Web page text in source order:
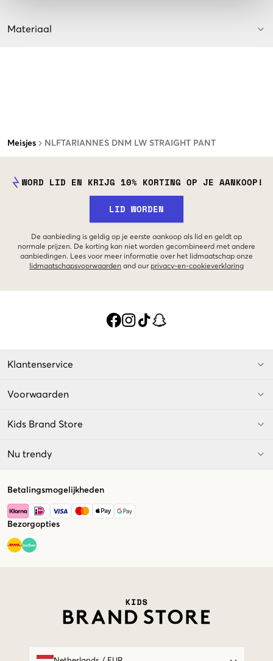
Meisjes NLFTARIANNES DNM LW STRAIGHT PANT
Materiaal
WORD LID EN KRIJG 10% KORTING OP JE AANKOOP!
LID WORDEN
De aanbieding is geldig op je eerste aankoop als lid en geldt op
normale prijzen. De korting kan niet worden gecombineerd met andere
aanbiedingen. Lees voor meer informatie over het lidmaatschap onze
lidmaatschapsvoorwaarden and our privacy-en-cookieverklaring
Klantenservice
Voorwaarden
Kids Brand Store
Nu trendy
Betalingsmogelijkheden
Bezorgopties